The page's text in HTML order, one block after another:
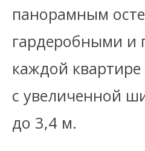
панорамным
гардеробными
каждой
с увеличенной
до 3,4 м.